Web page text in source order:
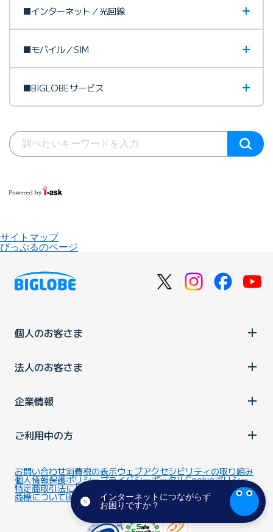
回線終端装置（ONU）／VDSLモデムのランプ状態を確認
光電話対応ルーター（ホームゲートウェイ）のランプ状態
を確認する
■インターネット／光回線
■モバイル／SIM
■BIGLOBEサービス
サイトマップ
びっぷるのページ
個人のお客さま
法人のお客さま
企業情報
ご利用中の方
お問い合わせ消費税の表示ウェブアクセシビリティの取り組み
個人情報保護ポリシープライバシーポータルCookieポリシー
特定商取引法に基づく表記
商標についてBIGLOBEトップインターネットにつながらず
お困りですか？